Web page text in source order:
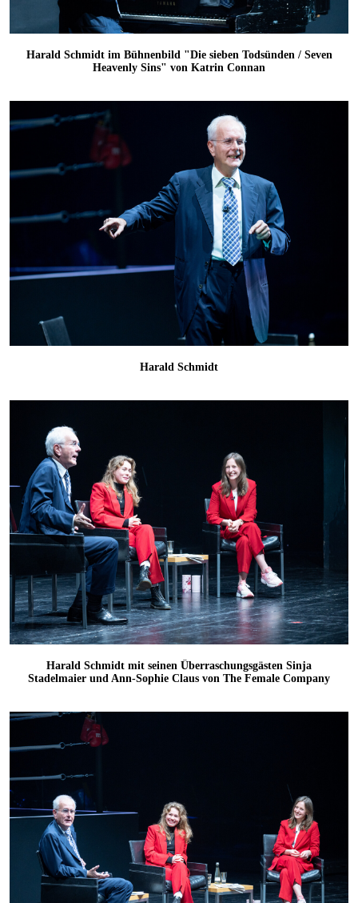
Harald Schmidt im Bühnenbild "Die sieben Todsünden / Seven
Heavenly Sins" von Katrin Connan
Harald Schmidt
Harald Schmidt mit seinen Überraschungsgästen Sinja
Stadelmaier und Ann-Sophie Claus von The Female Company